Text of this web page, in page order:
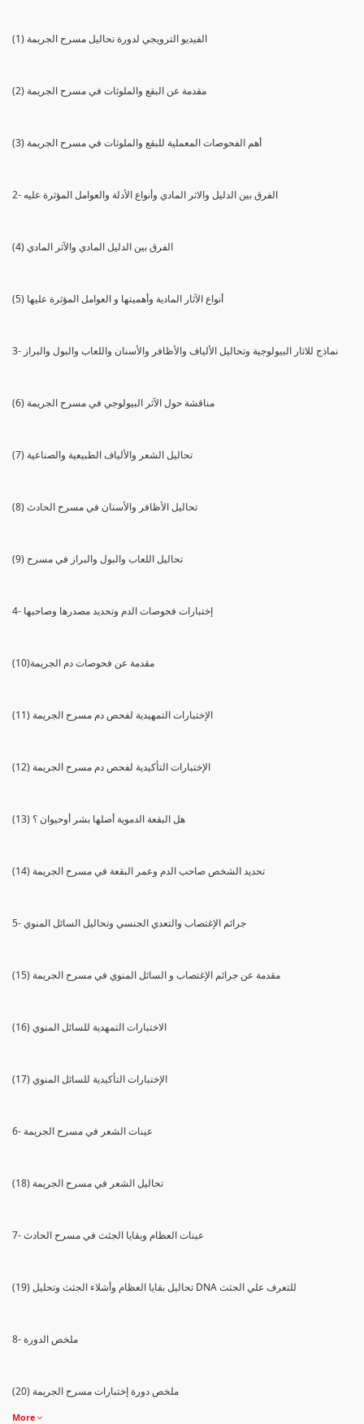
(1) الفيديو الترويجي لدورة تحاليل مسرح الجريمة
(2) مقدمة عن البقع والملوثات في مسرح الجريمة
(3) أهم الفحوصات المعملية للبقع والملوثات في مسرح الجريمة
2- الفرق بين الدليل والاثر المادي وأنواع الأدلة والعوامل المؤثرة عليه
(4) الفرق بين الدليل المادي والآثر المادي
(5) أنواع الآثار المادية وأهميتها و العوامل المؤثرة عليها
3- نماذج للاثار البيولوجية وتحاليل الألياف والأظافر والأسنان واللعاب والبول والبراز
(6) مناقشة حول الآثر البيولوجي في مسرح الجريمة
(7) تحاليل الشعر والألياف الطبيعية والصناعية
(8) تحاليل الأظافر والأسنان في مسرح الحادث
(9) تحاليل اللعاب والبول والبراز في مسرح
4- إختبارات فحوصات الدم وتحديد مصدرها وصاحبها
(10)مقدمة عن فحوصات دم الجريمة
(11) الإختبارات التمهيدية لفحص دم مسرح الجريمة
(12) الإختبارات التأكيدية لفحص دم مسرح الجريمة
(13) هل البقعة الدموية أصلها بشر أوحيوان ؟
(14) تحديد الشخص صاحب الدم وعمر البقعة في مسرح الجريمة
5- جرائم الإغتصاب والتعدي الجنسي وتحاليل السائل المنوي
(15) مقدمة عن جرائم الإغتصاب و السائل المنوي في مسرح الجريمة
(16) الاختبارات التمهدية للسائل المنوي
(17) الإختبارات التأكيدية للسائل المنوي
6- عينات الشعر في مسرح الجريمة
(18) تحاليل الشعر في مسرح الجريمة
7- عينات العظام وبقايا الجثث في مسرح الحادث
(19) تحاليل بقايا العظام وأشلاء الجثث وتحليل DNA للتعرف علي الجثث
8- ملخص الدورة
(20) ملخص دورة إختبارات مسرح الجريمة
More